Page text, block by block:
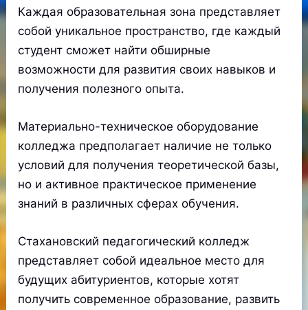
Каждая образовательная зона представляет
собой уникальное пространство, где каждый
студент сможет найти обширные
возможности для развития своих навыков и
получения полезного опыта.
Материально-техническое оборудование
колледжа предполагает наличие не только
условий для получения теоретической базы,
но и активное практическое применение
знаний в различных сферах обучения.
Стахановский педагогический колледж
представляет собой идеальное место для
будущих абитуриентов, которые хотят
получить современное образование, развить